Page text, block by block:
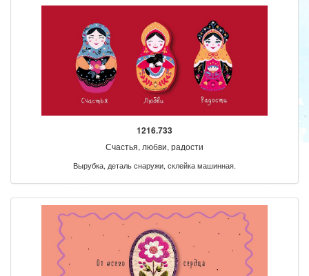
1216.733
Счастья, любви, радости
Вырубка, деталь снаружи, склейка машинная.